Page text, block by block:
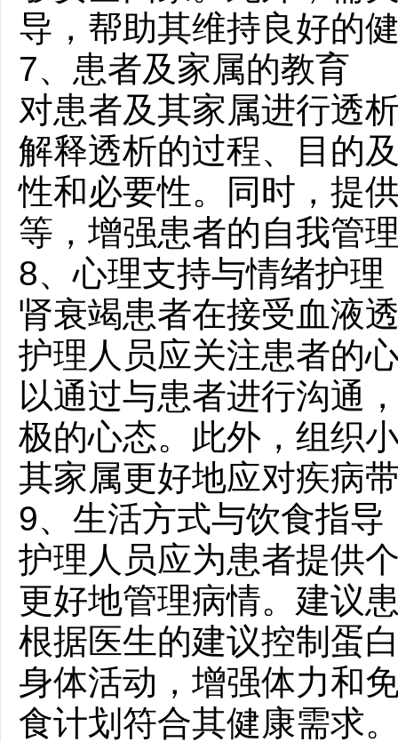
导，帮助其维持良好的
7、患者及家属的教育
对患者及其家属进行透
解释透析的过程、目的
性和必要性。同时，提
等，增强患者的自我管
8、心理支持与情绪护理
肾衰竭患者在接受血液
护理人员应关注患者的
以通过与患者进行沟通
极的心态。此外，组织
其家属更好地应对疾病
9、生活方式与饮食指导
护理人员应为患者提供
更好地管理病情。建议
根据医生的建议控制蛋
身体活动，增强体力和
食计划符合其健康需求